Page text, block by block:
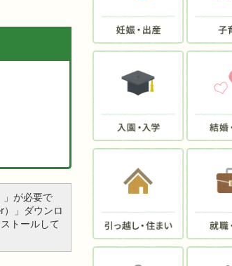
が必要で
」ダウンロ
トールして